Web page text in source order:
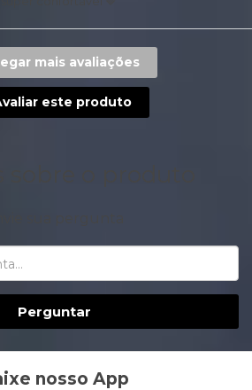
mais avaliações
este produto
Perguntar
nosso App